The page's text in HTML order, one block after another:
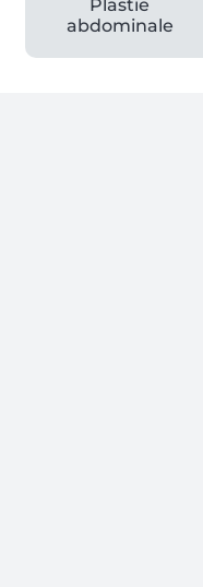
Plastie
abdominale